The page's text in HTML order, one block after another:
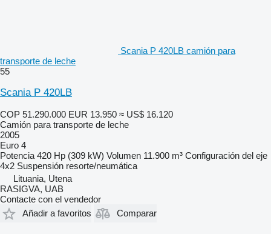
Scania P 420LB camión para
transporte de leche
55
Scania P 420LB
COP 51.290.000 EUR 13.950 ≈ US$ 16.120
Camión para transporte de leche
2005
Euro 4
Potencia 420 Hp (309 kW) Volumen 11.900 m³ Configuración del eje
4x2 Suspensión resorte/neumática
Lituania, Utena
RASIGVA, UAB
Contacte con el vendedor
Añadir a favoritos
Comparar